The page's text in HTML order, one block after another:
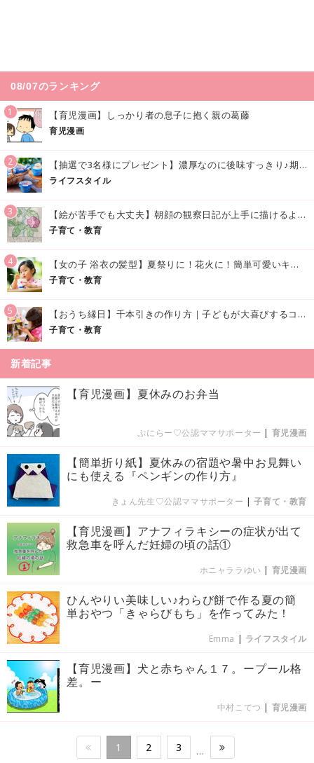
08/07のランキング
1 【育児漫画】しっかり者の息子に抱く親の葛藤
育児漫画
2 【抽選で3名様にプレゼント】濃厚なのに後味すっきり♪期間限定の「メイトーのなめらかプリン カルピス®入りソース」で夏を味わおう！
ライフスタイル
3 【絵が苦手でも大丈夫】朝顔の観察日記が上手に描けるようになる方法｜イラスト付き
子育て・教育
4 【女の子 浴衣の髪型】夏祭りに！花火に！簡単可愛いキッズの浴衣ヘアアレンジまとめ
子育て・教育
5 【おうち縁日】千本引きの作り方｜子どもが大喜びするコツやアイデア♪
子育て・教育
新着記事
【育児漫画】夏休みのお弁当
ぷにらー♡公認ママサポーター | 育児漫画
【簡単折り紙】夏休みの宿題や暑中お見舞い
にも使える『ペンギンの作り方』
きょん先生♡公認ママサポーター |子育て・教育
【育児漫画】アナフィラキシーの症状が出て
救急車を呼んだ妊婦の頃の話①
ホニャララゆい | 育児漫画
ひんやりい美味しい♪わらび餅で作る夏の簡
単おやつ「きゃらびもち」を作ってみた！
Emma | ライフスタイル
【育児漫画】犬と赤ちゃん１７。ープール格
差。ー
中村こてつ | 育児漫画
1 2 3 …